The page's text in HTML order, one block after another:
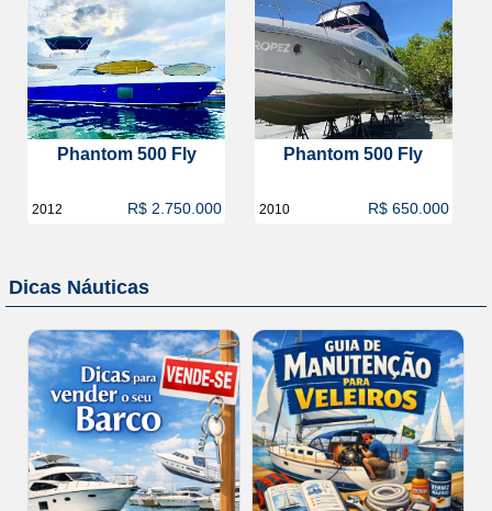
Phantom 500 Fly
2012 R$ 2.750.000
Phantom 500 Fly
2010 R$ 650.000
Dicas Náuticas